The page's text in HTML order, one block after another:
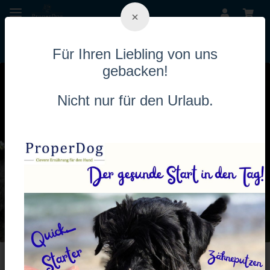
×
Für Ihren Liebling von uns
gebacken!
Nicht nur für den Urlaub.